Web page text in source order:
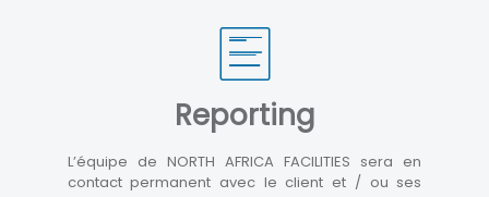
Reporting
L’équipe de NORTH AFRICA FACILITIES sera en
contact permanent avec le client et / ou ses